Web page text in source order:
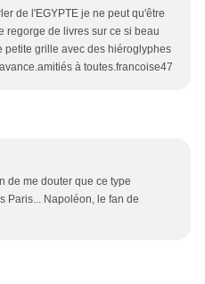
de l'EGYPTE je ne peut qu'être
regorge de livres sur ce si beau
petite grille avec des hiéroglyphes
à toutes.francoise47
de me douter que ce type
Paris... Napoléon, le fan de